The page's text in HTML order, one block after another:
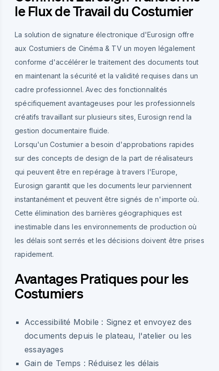
le Flux de Travail du Costumier
La solution de signature électronique d'Eurosign offre
aux Costumiers de Cinéma & TV un moyen légalement
conforme d'accélérer le traitement des documents tout
en maintenant la sécurité et la validité requises dans un
cadre professionnel. Avec des fonctionnalités
spécifiquement avantageuses pour les professionnels
créatifs travaillant sur plusieurs sites, Eurosign rend la
gestion documentaire fluide.
Lorsqu'un Costumier a besoin d'approbations rapides
sur des concepts de design de la part de réalisateurs
qui peuvent être en repérage à travers l'Europe,
Eurosign garantit que les documents leur parviennent
instantanément et peuvent être signés de n'importe où.
Cette élimination des barrières géographiques est
inestimable dans les environnements de production où
les délais sont serrés et les décisions doivent être prises
rapidement.
Avantages Pratiques pour les
Costumiers
Accessibilité Mobile : Signez et envoyez des
documents depuis le plateau, l'atelier ou les
essayages
Gain de Temps : Réduisez les délais